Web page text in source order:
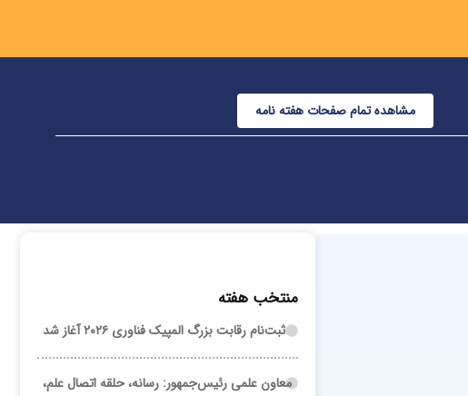
مشاهده تمام صفحات هفته نامه
منتخب هفته
ثبت‌نام رقابت بزرگ المپیک فناوری ۲۰۲۶ آغاز شد
معاون علمی رئیس‌جمهور: رسانه، حلقه اتصال علم،